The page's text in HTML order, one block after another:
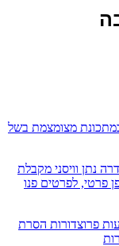
2.8-14.8 נעבוד במתכונת מצומצמת בשל
נתן וויסני מקבלת
פרטי, לפרטים פנו
פרוצדורות הסרת